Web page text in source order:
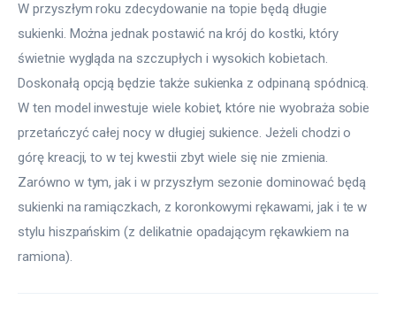
W przyszłym roku zdecydowanie na topie będą długie
sukienki. Można jednak postawić na krój do kostki, który
świetnie wygląda na szczupłych i wysokich kobietach.
Doskonałą opcją będzie także sukienka z odpinaną spódnicą.
W ten model inwestuje wiele kobiet, które nie wyobraża sobie
przetańczyć całej nocy w długiej sukience. Jeżeli chodzi o
górę kreacji, to w tej kwestii zbyt wiele się nie zmienia.
Zarówno w tym, jak i w przyszłym sezonie dominować będą
sukienki na ramiączkach, z koronkowymi rękawami, jak i te w
stylu hiszpańskim (z delikatnie opadającym rękawkiem na
ramiona).